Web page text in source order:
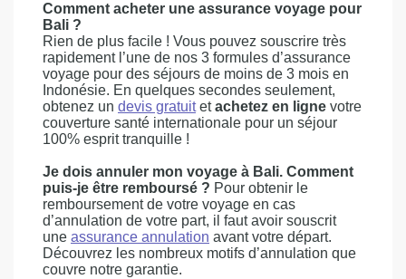
Comment acheter une assurance voyage pour
Bali ?
Rien de plus facile ! Vous pouvez souscrire très
rapidement l’une de nos 3 formules d’assurance
voyage pour des séjours de moins de 3 mois en
Indonésie. En quelques secondes seulement,
obtenez un devis gratuitetachetez en ligne votre
couverture santé internationale pour un séjour
100% esprit tranquille !
Je dois annuler mon voyage à Bali. Comment
puis-je être remboursé ? Pour obtenir le
remboursement de votre voyage en cas
d’annulation de votre part, il faut avoir souscrit
une assurance annulation avant votre départ.
Découvrez les nombreux motifs d’annulation que
couvre notre garantie.